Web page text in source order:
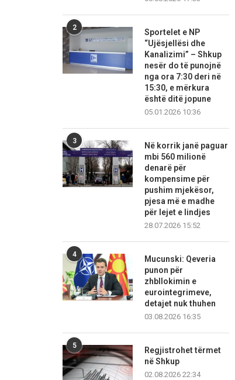
2
Sportelet e NP
“Ujësjellësi dhe
Kanalizimi” – Shkup
nesër do të punojnë
nga ora 7:30 deri në
15:30, e mërkura
është ditë jopune
05.01.2026 10:36
3
Në korrik janë paguar
mbi 560 milionë
denarë për
kompensime për
pushim mjekësor,
pjesa më e madhe
për lejet e lindjes
28.07.2026 15:52
4
Mucunski: Qeveria
punon për
zhbllokimin e
eurointegrimeve,
detajet nuk thuhen
03.08.2026 16:35
5
Regjistrohet tërmet
në Shkup
02.08.2026 22:34